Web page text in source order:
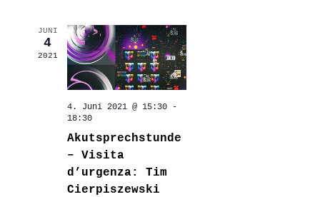
JUNI
4
2021
4. Juni 2021 @ 15:30-
18:30
Akutsprechstunde
– Visita
d’urgenza: Tim
Cierpiszewski